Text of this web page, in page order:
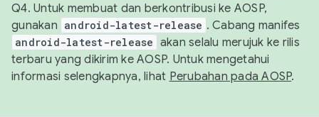
Q4. Untuk membuat dan berkontribusi ke AOSP,
gunakan android-latest-release . Cabang manifes
android-latest-release akan selalu merujuk ke rilis
terbaru yang dikirim ke AOSP. Untuk mengetahui
informasi selengkapnya, lihat Perubahan pada AOSP.